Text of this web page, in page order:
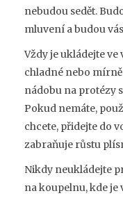
nebudou sedět.
mluvení a budou
Vždy je ukládejte ve
chladné nebo
nádobu na protézy
Pokud nemáte,
chcete, přidejte do
zabraňuje růstu
Nikdy neukládejte
na koupelnu, kde je